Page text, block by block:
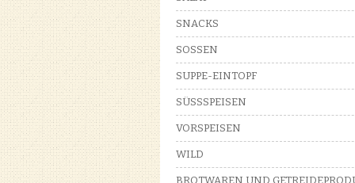
SNACKS
SOSSEN
SUPPE-EINTOPF
SÜSSSPEISEN
VORSPEISEN
WILD
BROTWAREN UND